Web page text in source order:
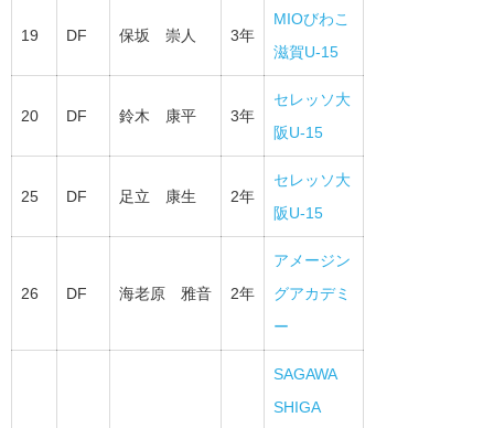
19 DF 保坂 崇人 3年
MIOびわこ
滋賀U-15
20 DF 鈴木 康平 3年
セレッソ大
阪U-15
25 DF 足立 康生 2年
セレッソ大
阪U-15
26 DF 海老原 雅音 2年
アメージン
グアカデミ
ー
SAGAWA
SHIGA